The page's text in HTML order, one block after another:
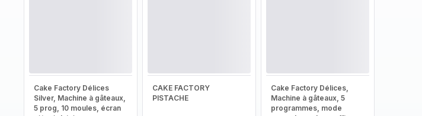
Cake Factory Délices
Silver, Machine à gâteaux,
5 prog, 10 moules, écran
CAKE FACTORY
PISTACHE
Cake Factory Délices,
Machine à gâteaux, 5
programmes, mode